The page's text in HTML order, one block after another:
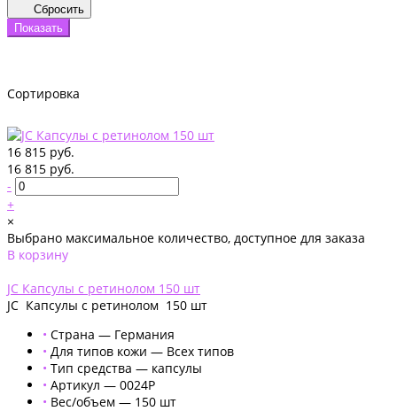
Сбросить
Показать
Сортировка
16 815 руб.
16 815 руб.
-
+
×
Выбрано максимальное количество, доступное для заказа
В корзину
JC Капсулы с ретинолом 150 шт
JC Капсулы с ретинолом 150 шт
• Страна — Германия
• Для типов кожи — Всех типов
• Тип средства — капсулы
• Артикул — 0024Р
• Вес/объем — 150 шт